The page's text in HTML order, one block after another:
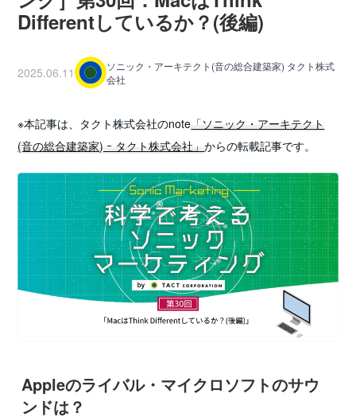
Differentしているか？(後編)
2025.06.11
ソニック・アーキテクト(音の総合建築家) タクト株式
会社
※本記事は、タクト株式会社のnote 「ソニック・アーキテクト
(音の総合建築家) ｰ タクト株式会社」からの転載記事です。
Appleのライバル・マイクロソフトのサウ
ンドは？